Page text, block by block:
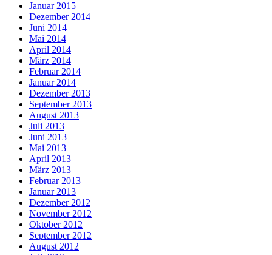
Januar 2015
Dezember 2014
Juni 2014
Mai 2014
April 2014
März 2014
Februar 2014
Januar 2014
Dezember 2013
September 2013
August 2013
Juli 2013
Juni 2013
Mai 2013
April 2013
März 2013
Februar 2013
Januar 2013
Dezember 2012
November 2012
Oktober 2012
September 2012
August 2012